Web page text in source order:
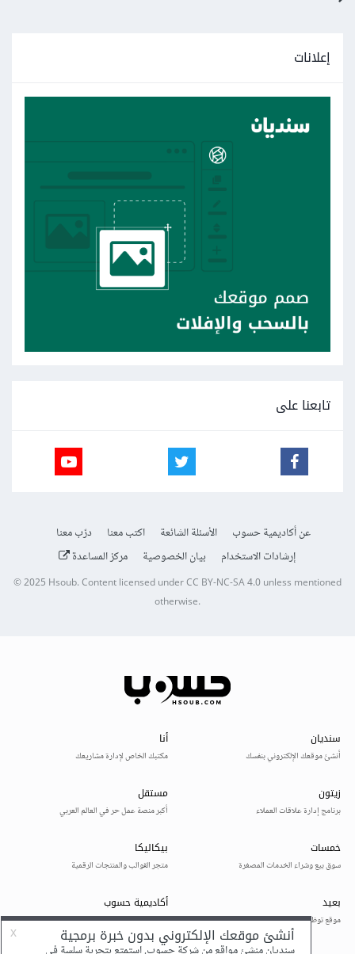
إعلانات
تابعنا على
عن أكاديمية حسوب الأسئلة الشائعة اكتب معنا
درّب معنا
إرشادات الاستخدام
بيان الخصوصية مركز المساعدة
© 2025Hsoub.Content licensed underCC BY-NC-SA 4.0unless mentioned
otherwise.